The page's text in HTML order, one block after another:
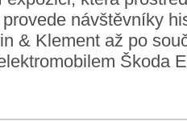
návštěvníky
& Klement až po
Škoda